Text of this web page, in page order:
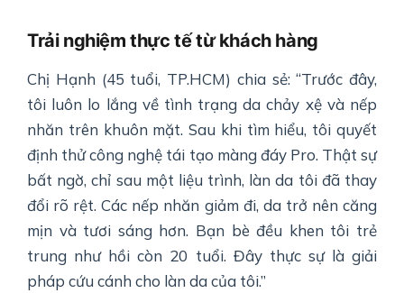
Trải nghiệm thực tế từ khách hàng
Chị Hạnh (45 tuổi, TP.HCM) chia sẻ: “Trước đây,
tôi luôn lo lắng về tình trạng da chảy xệ và nếp
nhăn trên khuôn mặt. Sau khi tìm hiểu, tôi quyết
định thử công nghệ tái tạo màng đáy Pro. Thật sự
bất ngờ, chỉ sau một liệu trình, làn da tôi đã thay
đổi rõ rệt. Các nếp nhăn giảm đi, da trở nên căng
mịn và tươi sáng hơn. Bạn bè đều khen tôi trẻ
trung như hồi còn 20 tuổi. Đây thực sự là giải
pháp cứu cánh cho làn da của tôi.”